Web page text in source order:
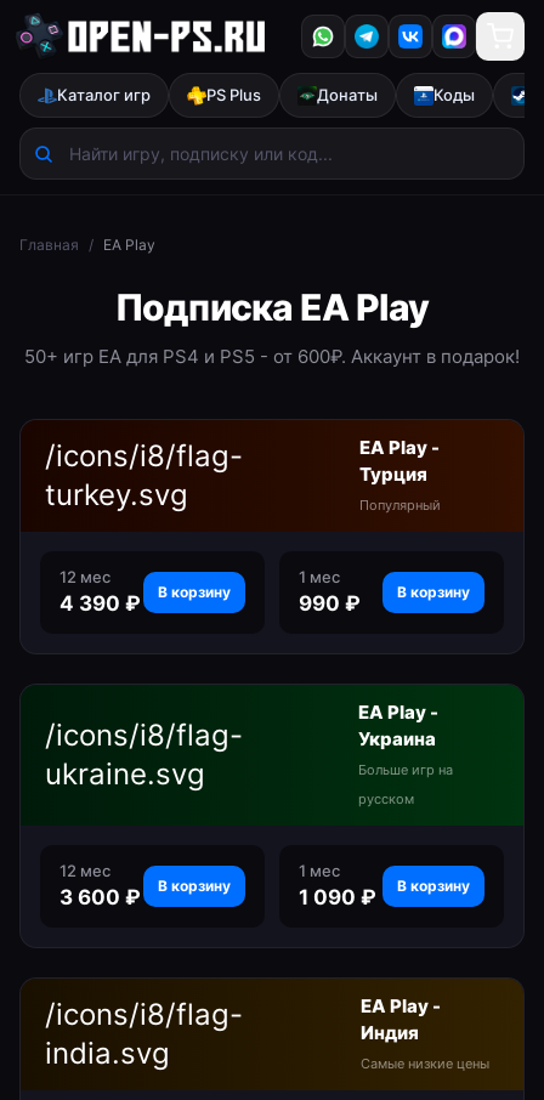
Каталог игр PS Plus Донаты Коды
Главная / EA Play
Подписка EA Play
50+ игр EA для PS4 и PS5 - от 600₽. Аккаунт в подарок!
/icons/i8/flag-
turkey.svg
EA Play -
Турция
Популярный
12 мес
4 390 ₽ В корзину
1 мес
990 ₽ В корзину
/icons/i8/flag-
ukraine.svg
EA Play -
Украина
Больше игр на
русском
12 мес
3 600 ₽ В корзину
1 мес
1 090 ₽ В корзину
/icons/i8/flag-
india.svg
EA Play -
Индия
Самые низкие цены